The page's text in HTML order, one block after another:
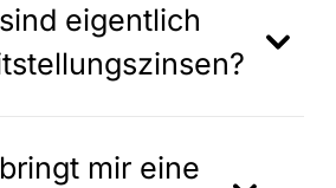
eigentlich
mir eine